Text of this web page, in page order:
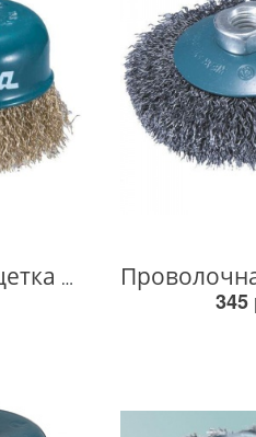
Проволочная щетка М14х75мм D-39768 D-39768
345